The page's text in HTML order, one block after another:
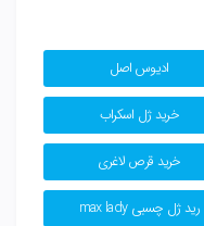
ادیوس اصل
خرید ژل اسکراب
خرید قرص لاغری
رید ژل چسبی max lady